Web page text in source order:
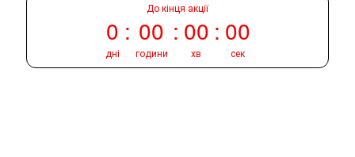
До кінця акції
0
дні
00
години
00
хв
00
сек